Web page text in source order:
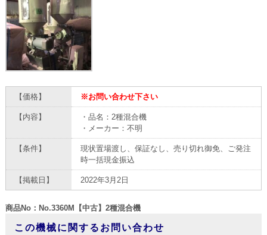
【価格】 ※お問い合わせ下さい
【内容】
・品名：2種混合機
・メーカー：不明
【条件】
現状置場渡し、保証なし、売り切れ御免、ご発注
時一括現金振込
【掲載日】 2022年3月2日
商品No：No.3360M【中古】2種混合機
この機械に関するお問い合わせ